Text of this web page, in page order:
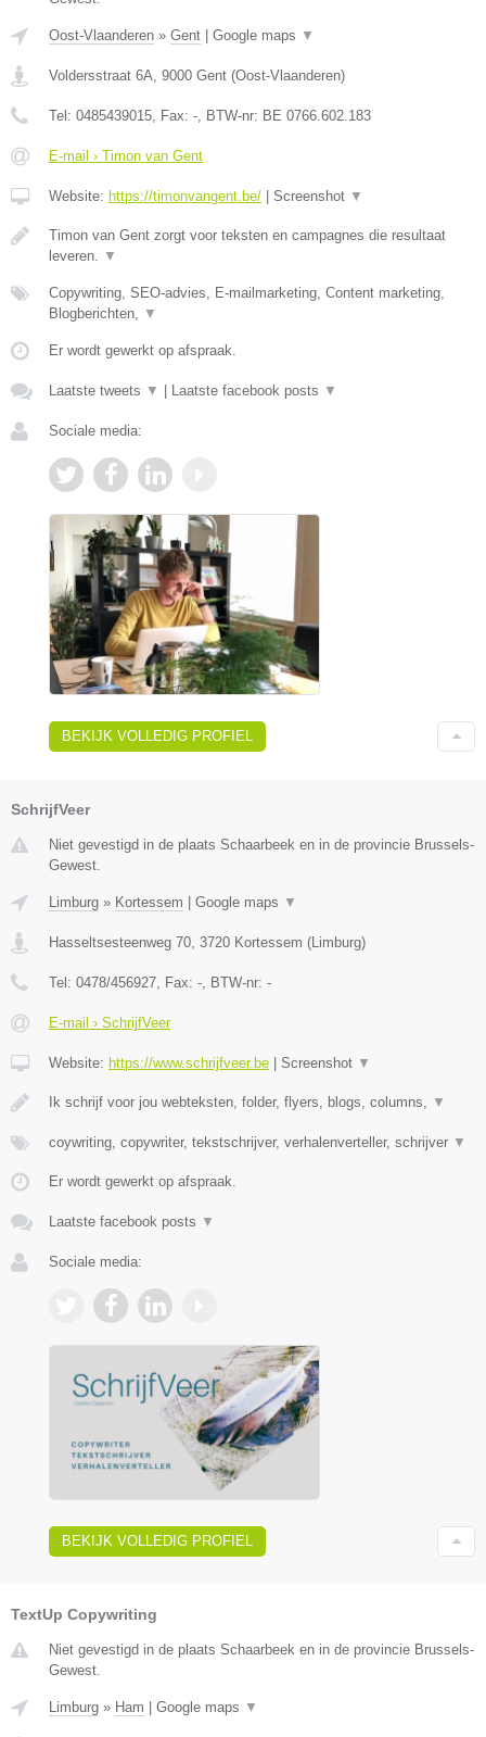
Oost-Vlaanderen » Gent Google maps ▼
Voldersstraat 6A, 9000 Gent (Oost-Vlaanderen)
Tel: 0485439015, Fax: -, BTW-nr: BE 0766.602.183
E-mail › Timon van Gent
Website: https://timonvangent.be/ Screenshot ▼
Timon van Gent zorgt voor teksten en campagnes die resultaat
leveren. ▼
Copywriting, SEO-advies, E-mailmarketing, Content marketing,
Blogberichten, ▼
Er wordt gewerkt op afspraak.
Laatste tweets ▼ Laatste facebook posts ▼
Sociale media:
BEKIJK VOLLEDIG PROFIEL
SchrijfVeer
Niet gevestigd in de plaats Schaarbeek en in de provincie Brussels-
Gewest.
Limburg » Kortessem Google maps ▼
Hasseltsesteenweg 70, 3720 Kortessem (Limburg)
Tel: 0478/456927, Fax: -, BTW-nr: -
E-mail › SchrijfVeer
Website: https://www.schrijfveer.be Screenshot ▼
Ik schrijf voor jou webteksten, folder, flyers, blogs, columns, ▼
coywriting, copywriter, tekstschrijver, verhalenverteller, schrijver ▼
Er wordt gewerkt op afspraak.
Laatste facebook posts ▼
Sociale media:
BEKIJK VOLLEDIG PROFIEL
TextUp Copywriting
Niet gevestigd in de plaats Schaarbeek en in de provincie Brussels-
Gewest.
Limburg » Ham Google maps ▼